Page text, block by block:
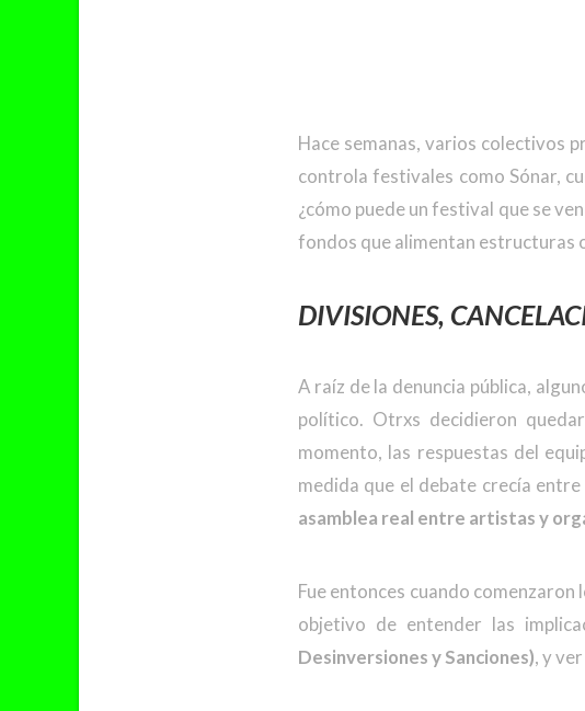
Hace semanas, varios colectivos
controla festivales como Sónar,
¿cómo puede un festival que se
fondos que alimentan estructuras
DIVISIONES,
A raíz de la denuncia pública,
político. Otrxs decidieron
momento, las respuestas del
medida que el debate crecía
asamblea real entre artistas y
Fue entonces cuando
objetivo de entender las
Desinversiones y Sanciones), y